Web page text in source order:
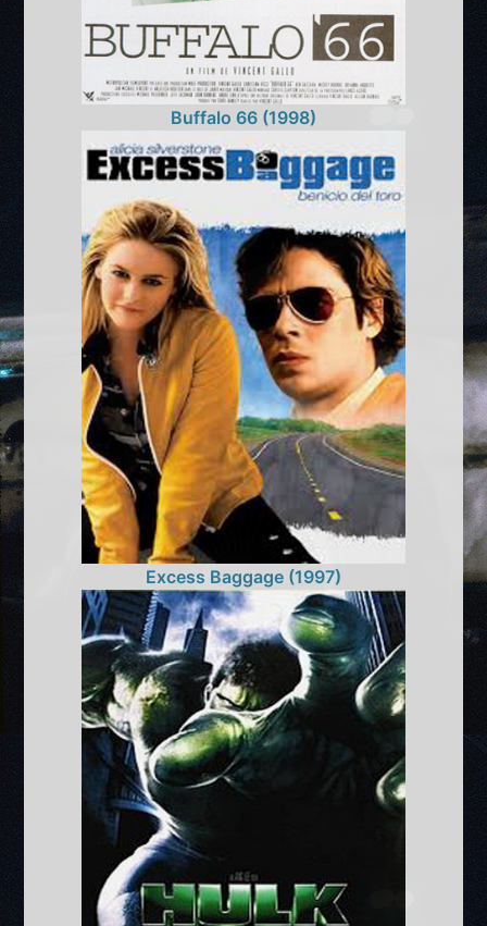
Buffalo 66 (1998)
Excess Baggage (1997)